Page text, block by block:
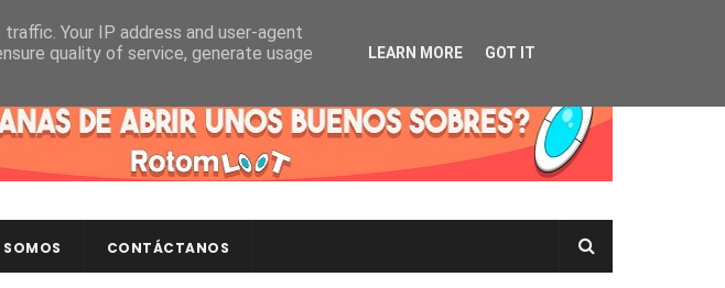
SOMOS CONTÁCTANOS
Your IP address and user-agent
quality of service, generate usage
LEARN MORE GOT IT